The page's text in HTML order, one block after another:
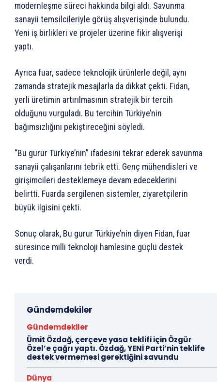
modernleşme süreci hakkında bilgi aldı. Savunma
sanayii temsilcileriyle görüş alışverişinde bulundu.
Yeni iş birlikleri ve projeler üzerine fikir alışverişi
yaptı.
Ayrıca fuar, sadece teknolojik ürünlerle değil, aynı
zamanda stratejik mesajlarla da dikkat çekti. Fidan,
yerli üretimin artırılmasının stratejik bir tercih
olduğunu vurguladı. Bu tercihin Türkiye’nin
bağımsızlığını pekiştireceğini söyledi.
“Bu gurur Türkiye’nin” ifadesini tekrar ederek savunma
sanayii çalışanlarını tebrik etti. Genç mühendisleri ve
girişimcileri desteklemeye devam edeceklerini
belirtti. Fuarda sergilenen sistemler, ziyaretçilerin
büyük ilgisini çekti.
Sonuç olarak, Bu gurur Türkiye’nin diyen Fidan, fuar
süresince milli teknoloji hamlesine güçlü destek
verdi.
Gündemdekiler
Gündemdekiler
Ümit Özdağ, çerçeve yasa teklifi için Özgür
Özel’e çağrı yaptı. Özdağ, YENİ Parti’nin teklife
destek vermemesi gerektiğini savundu
Dünya